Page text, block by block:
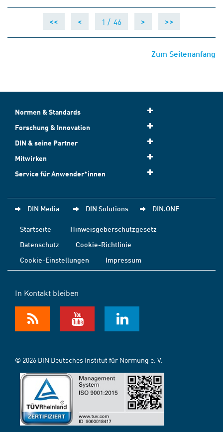
<< < 1 / 46 > >>
Zum Seitenanfang
Normen & Standards
Forschung & Innovation
DIN & seine Partner
Mitwirken
Service für Anwender*innen
DIN Media DIN Solutions DIN.ONE
Startseite
Hinweisgeberschutzgesetz
Datenschutz
Cookie-Richtlinie
Cookie-Einstellungen
Impressum
In Kontakt bleiben
© 2026 DIN Deutsches Institut für Normung e. V.